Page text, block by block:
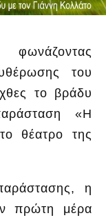
του
το βράδυ
«Η
θέατρο της
η
πρώτη μέρα